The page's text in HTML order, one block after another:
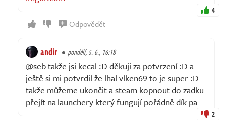
4
Odpovědět
andir pondělí, 5. 6., 16:18
@seb takže jsi kecal :D děkuji za potvrzení :D a
ještě si mi potvrdil že lhal vlken69 to je super :D
takže můžeme ukončit a steam kopnout do zadku
přejít na launchery který fungují pořádně dík pa
2